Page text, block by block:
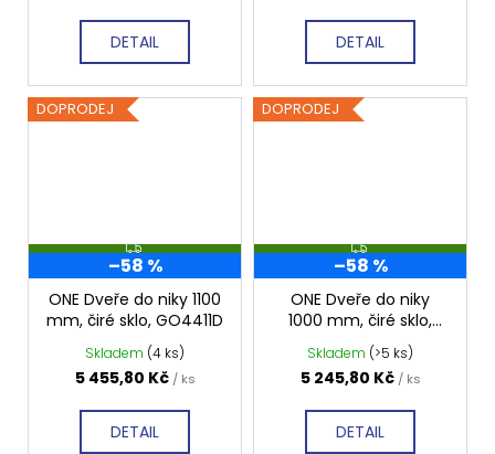
DETAIL DETAIL
DOPRODEJ
Z
D
A
R
M
A
–58 %
ONE Dveře do niky 1100
mm, čiré sklo, GO4411D
Skladem (4 ks)
5 455,80 Kč / ks
DETAIL
DOPRODEJ
Z
D
A
R
M
A
–58 %
ONE Dveře do niky
1000 mm, čiré sklo,
GO2810
Skladem (>5 ks)
5 245,80 Kč / ks
DETAIL